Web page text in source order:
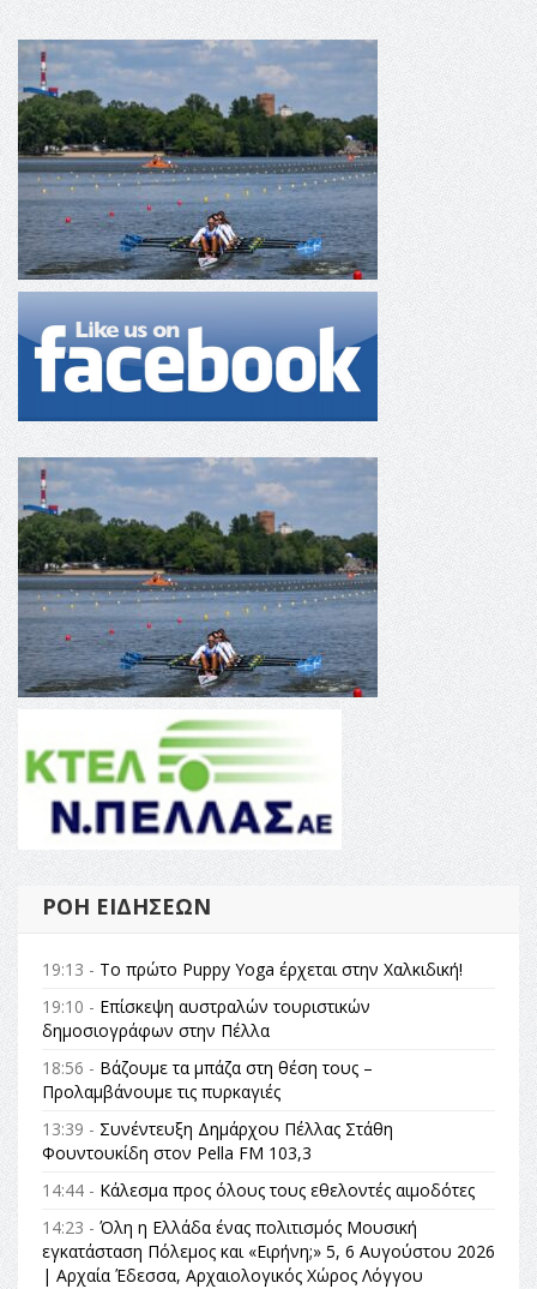
ΡΟΉ ΕΙΔΉΣΕΩΝ
19:13 - Το πρώτο Puppy Yoga έρχεται στην Χαλκιδική!
19:10 - Επίσκεψη αυστραλών τουριστικών
δημοσιογράφων στην Πέλλα
18:56 - Βάζουμε τα μπάζα στη θέση τους –
Προλαμβάνουμε τις πυρκαγιές
13:39 - Συνέντευξη Δημάρχου Πέλλας Στάθη
Φουντουκίδη στον Pella FM 103,3
14:44 - Κάλεσμα προς όλους τους εθελοντές αιμοδότες
14:23 - Όλη η Ελλάδα ένας πολιτισμός Μουσική
εγκατάσταση Πόλεμος και «Ειρήνη;» 5, 6 Αυγούστου 2026
| Αρχαία Έδεσσα, Αρχαιολογικός Χώρος Λόγγου